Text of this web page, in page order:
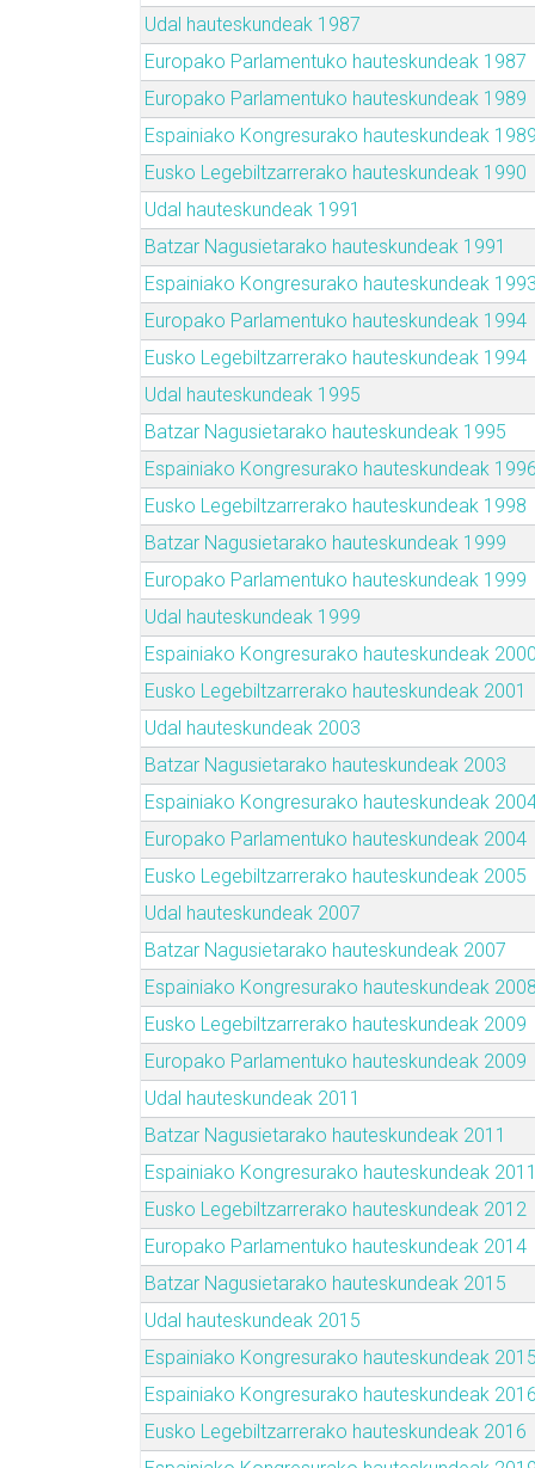
Udal hauteskundeak 1987
Europako Parlamentuko hauteskundeak 1987
Europako Parlamentuko hauteskundeak 1989
Espainiako Kongresurako hauteskundeak 1989
Eusko Legebiltzarrerako hauteskundeak 1990
Udal hauteskundeak 1991
Batzar Nagusietarako hauteskundeak 1991
Espainiako Kongresurako hauteskundeak 1993
Europako Parlamentuko hauteskundeak 1994
Eusko Legebiltzarrerako hauteskundeak 1994
Udal hauteskundeak 1995
Batzar Nagusietarako hauteskundeak 1995
Espainiako Kongresurako hauteskundeak 1996
Eusko Legebiltzarrerako hauteskundeak 1998
Batzar Nagusietarako hauteskundeak 1999
Europako Parlamentuko hauteskundeak 1999
Udal hauteskundeak 1999
Espainiako Kongresurako hauteskundeak 2000
Eusko Legebiltzarrerako hauteskundeak 2001
Udal hauteskundeak 2003
Batzar Nagusietarako hauteskundeak 2003
Espainiako Kongresurako hauteskundeak
Europako Parlamentuko hauteskundeak 2004
Eusko Legebiltzarrerako hauteskundeak 2005
Udal hauteskundeak 2007
Batzar Nagusietarako hauteskundeak 2007
Espainiako Kongresurako hauteskundeak 2008
Eusko Legebiltzarrerako hauteskundeak 2009
Europako Parlamentuko hauteskundeak 2009
Udal hauteskundeak 2011
Batzar Nagusietarako hauteskundeak 2011
Espainiako Kongresurako hauteskundeak 2011
Eusko Legebiltzarrerako hauteskundeak 2012
Europako Parlamentuko hauteskundeak 2014
Batzar Nagusietarako hauteskundeak 2015
Udal hauteskundeak 2015
Espainiako Kongresurako hauteskundeak 2015
Espainiako Kongresurako hauteskundeak 2016
Eusko Legebiltzarrerako hauteskundeak 2016